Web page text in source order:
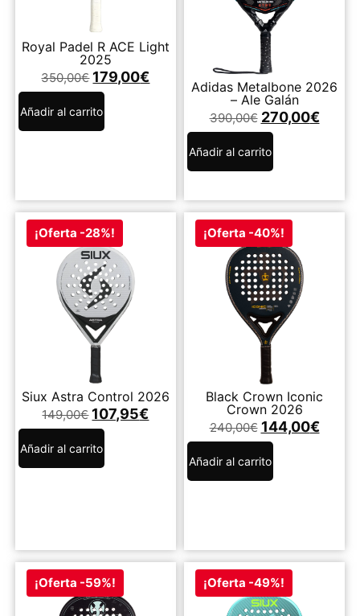
Royal Padel R ACE Light
2025
350,00€ 179,00€
Añadir al carrito
Adidas Metalbone 2026
– Ale Galán
390,00€ 270,00€
Añadir al carrito
¡Oferta -28%!
Siux Astra Control 2026
149,00€ 107,95€
Añadir al carrito
¡Oferta -40%!
Black Crown Iconic
Crown 2026
240,00€ 144,00€
Añadir al carrito
¡Oferta -59%! ¡Oferta -49%!